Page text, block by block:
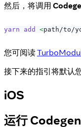
然后，将调用
yarn add <path/to/
您可阅读
接下来的指引将默认
iOS
运行 Codegen